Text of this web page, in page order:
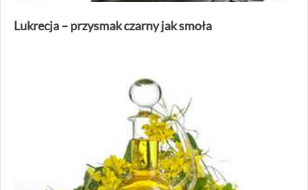
Lukrecja – przysmak czarny jak smoła